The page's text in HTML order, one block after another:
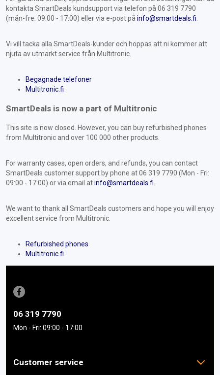
kontakta SmartDeals kundsupport via telefon på 06 319 7790
(mån-fre: 09:00 - 17:00) eller via e-post på info@smartdeals.fi
Vi vill tacka alla SmartDeals-kunder och hoppas att ni kommer att
njuta av utmärkt service från Multitronic.
Begagnade telefoner
Multitronic.fi
SmartDeals is now a part of Multitronic
This site is now closed. However, you can buy refurbished phones
from Multitronic and over 100 000 other products.
For warranty cases, open orders, and refunds, you can contact
SmartDeals customer support by phone at 06 319 7790 (Mon - Fri:
09:00 - 17:00) or via email atinfo@smartdeals.fi
We want to thank all SmartDeals customers and hope you will enjoy
excellent service from Multitronic.
Refurbished phones
Multitronic.fi
06 319 7790
Mon - Fri: 09:00 - 17:00
Customer service